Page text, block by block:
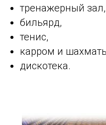
тренажерный зал,
бильярд,
тенис,
карром и
дискотека.